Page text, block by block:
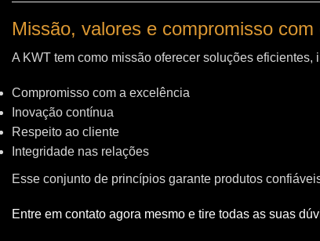
Missão, valores e compromisso com
A KWT tem como missão oferecer soluções
Compromisso com a excelência
Inovação contínua
Respeito ao cliente
Integridade nas relações
Esse conjunto de princípios garante produtos
Entre em contato agora mesmo e tire todas as suas